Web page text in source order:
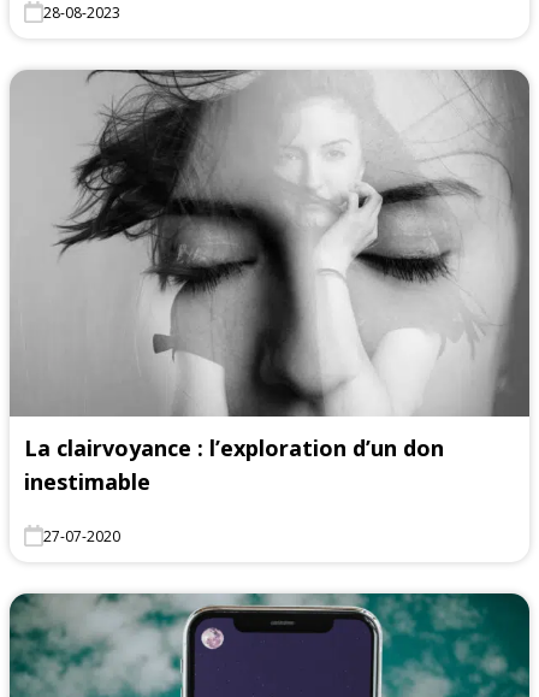
28-08-2023
La clairvoyance : l’exploration d’un don
inestimable
27-07-2020